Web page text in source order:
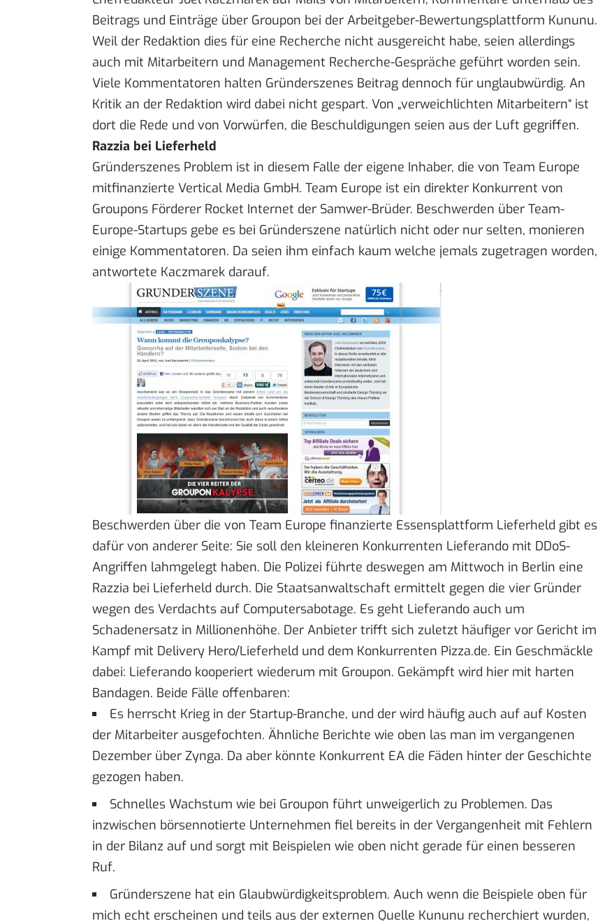
Beitrags und Einträge über Groupon bei der Arbeitgeber-Bewertungsplattform Kununu.
Weil der Redaktion dies für eine Recherche nicht ausgereicht habe, seien allerdings
auch mit Mitarbeitern und Management Recherche-Gespräche geführt worden sein.
Viele Kommentatoren halten Gründerszenes Beitrag dennoch für unglaubwürdig. An
Kritik an der Redaktion wird dabei nicht gespart. Von „verweichlichten Mitarbeitern“ ist
dort die Rede und von Vorwürfen, die Beschuldigungen seien aus der Luft gegriffen.
Razzia bei Lieferheld
Gründerszenes Problem ist in diesem Falle der eigene Inhaber, die von Team Europe
mitfinanzierte Vertical Media GmbH. Team Europe ist ein direkter Konkurrent von
Groupons Förderer Rocket Internet der Samwer-Brüder. Beschwerden über Team-
Europe-Startups gebe es bei Gründerszene natürlich nicht oder nur selten, monieren
einige Kommentatoren. Da seien ihm einfach kaum welche jemals zugetragen worden,
antwortete Kaczmarek darauf.
Beschwerden über die von Team Europe finanzierte Essensplattform Lieferheld gibt es
dafür von anderer Seite: Sie soll den kleineren Konkurrenten Lieferando mit DDoS-
Angriffen lahmgelegt haben. Die Polizei führte deswegen am Mittwoch in Berlin eine
Razzia bei Lieferheld durch. Die Staatsanwaltschaft ermittelt gegen die vier Gründer
wegen des Verdachts auf Computersabotage. Es geht Lieferando auch um
Schadenersatz in Millionenhöhe. Der Anbieter trifft sich zuletzt häufiger vor Gericht im
Kampf mit Delivery Hero/Lieferheld und dem Konkurrenten Pizza.de. Ein Geschmäckle
dabei: Lieferando kooperiert wiederum mit Groupon. Gekämpft wird hier mit harten
Bandagen. Beide Fälle offenbaren:
Es herrscht Krieg in der Startup-Branche, und der wird häufig auch auf auf Kosten
der Mitarbeiter ausgefochten. Ähnliche Berichte wie oben las man im vergangenen
Dezember über Zynga. Da aber könnte Konkurrent EA die Fäden hinter der Geschichte
gezogen haben.
Schnelles Wachstum wie bei Groupon führt unweigerlich zu Problemen. Das
inzwischen börsennotierte Unternehmen fiel bereits in der Vergangenheit mit Fehlern
in der Bilanz auf und sorgt mit Beispielen wie oben nicht gerade für einen besseren
Ruf.
Gründerszene hat ein Glaubwürdigkeitsproblem. Auch wenn die Beispiele oben für
mich echt erscheinen und teils aus der externen Quelle Kununu recherchiert wurden,